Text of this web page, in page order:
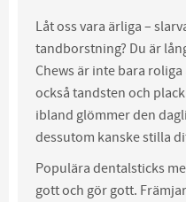
Låt oss vara ärliga –
tandborstning? Du är
Chews är inte bara
också tandsten och
ibland glömmer den
dessutom kanske stilla
Populära dentalsticks
gott och gör gott.